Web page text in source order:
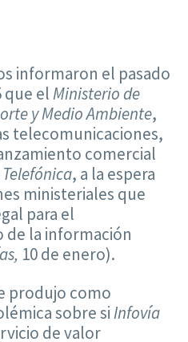
informaron el pasado
que elMinisterio de
y Medio Ambiente,
telecomunicaciones,
comercial
Telefónica, a la espera
ministeriales que
para el
la información
10 de enero).
produjo como
sobre siInfovía
de valor